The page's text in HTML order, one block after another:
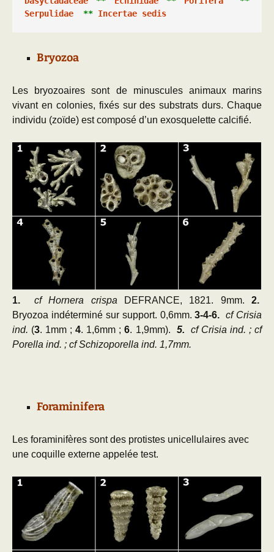
Serpulidae
  **
Incertae sedis
Bryozoa
Les bryozoaires sont de minuscules animaux marins
vivant en colonies, fixés sur des substrats durs. Chaque
individu (zoïde) est composé d’un exosquelette calcifié.
1. cf Hornera crispa DEFRANCE, 1821. 9mm. 2.
Bryozoa indéterminé sur support. 0,6mm.3-4-6. cf Crisia
ind. (3. 1mm ;4. 1,6mm ;6. 1,9mm). 5.
cf Crisia ind. ; cf
Porella ind. ; cf Schizoporella ind. 1,7mm.
Foraminifera
Les foraminifères sont des protistes unicellulaires avec
une coquille externe appelée test.